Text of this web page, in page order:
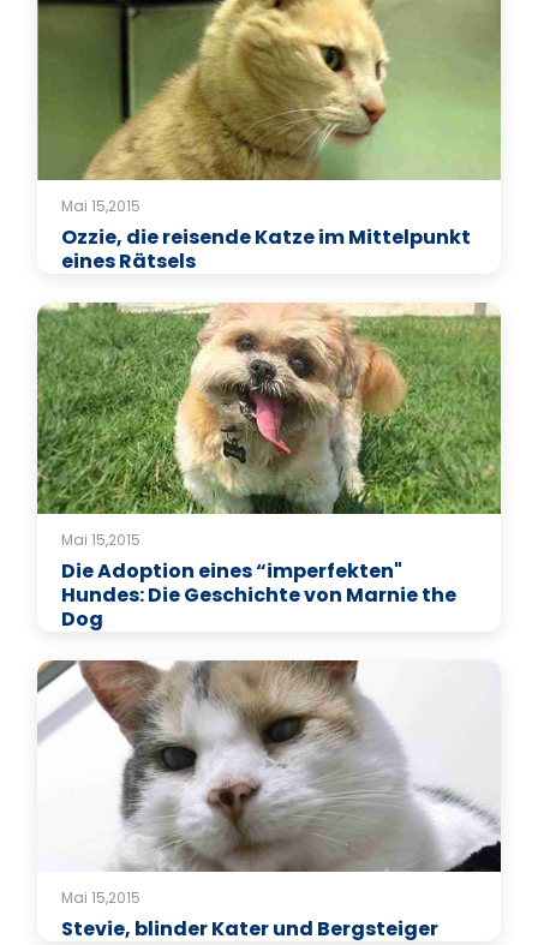
Mai 15,2015
Ozzie, die reisende Katze im Mittelpunkt
eines Rätsels
Mai 15,2015
Die Adoption eines “imperfekten"
Hundes: Die Geschichte von Marnie the
Dog
Mai 15,2015
Stevie, blinder Kater und Bergsteiger